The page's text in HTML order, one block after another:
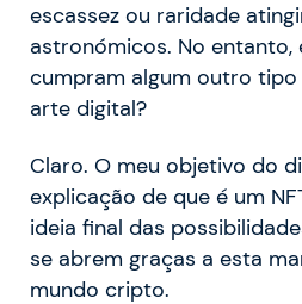
escassez ou raridade
astronómicos. No entanto,
cumpram algum outro tipo
arte digital?
Claro. O meu objetivo do
explicação de que é um
ideia final das
se abrem graças a esta
mundo cripto.